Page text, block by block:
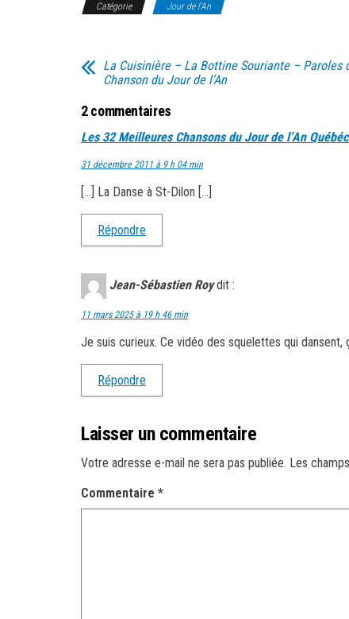
Catégorie Jour de l'An
La Cuisinière – La Bottine Souriante – Paroles
Chanson du Jour de l’An
2 commentaires
Les 32 Meilleures Chansons du Jour de l’An
31 décembre 2011 à 9 h 04 min
[…] La Danse à St-Dilon […]
Répondre
Jean-Sébastien Roy dit :
11 mars 2025 à 19 h 46 min
Je suis curieux. Ce vidéo des squelettes qui
Répondre
Laisser un commentaire
Votre adresse e-mail ne sera pas publiée. Les
Commentaire *